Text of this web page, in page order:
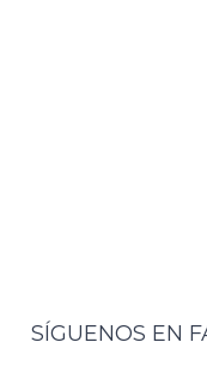
SÍGUENOS EN